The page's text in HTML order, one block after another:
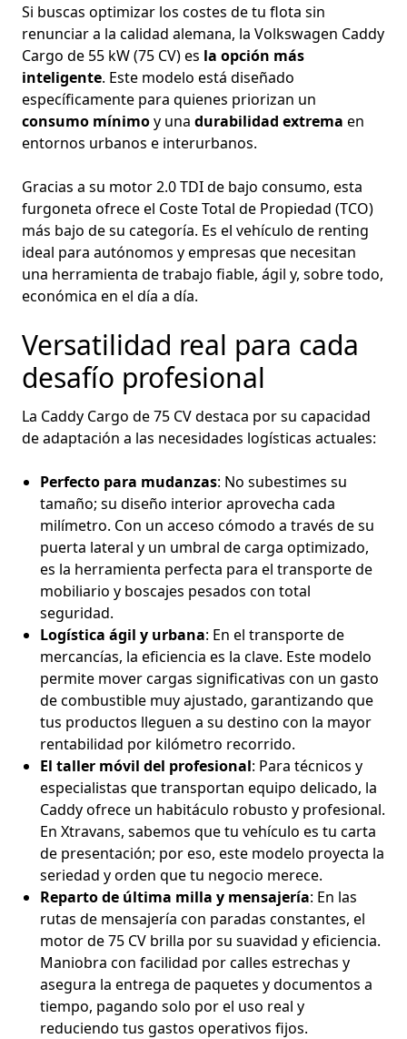
Si buscas optimizar los costes de tu flota sin
renunciar a la calidad alemana, la Volkswagen Caddy
Cargo de 55 kW (75 CV) es la opción más
inteligente. Este modelo está diseñado
específicamente para quienes priorizan un
consumo mínimoy una durabilidad extrema en
entornos urbanos e interurbanos.
Gracias a su motor 2.0 TDI de bajo consumo, esta
furgoneta ofrece el Coste Total de Propiedad (TCO)
más bajo de su categoría. Es el vehículo de renting
ideal para autónomos y empresas que necesitan
una herramienta de trabajo fiable, ágil y, sobre todo,
económica en el día a día.
Versatilidad real para cada
desafío profesional
La Caddy Cargo de 75 CV destaca por su capacidad
de adaptación a las necesidades logísticas actuales:
Perfecto para mudanzas: No subestimes su
tamaño; su diseño interior aprovecha cada
milímetro. Con un acceso cómodo a través de su
puerta lateral y un umbral de carga optimizado,
es la herramienta perfecta para el transporte de
mobiliario y boscajes pesados con total
seguridad.
Logística ágil y urbana: En el transporte de
mercancías, la eficiencia es la clave. Este modelo
permite mover cargas significativas con un gasto
de combustible muy ajustado, garantizando que
tus productos lleguen a su destino con la mayor
rentabilidad por kilómetro recorrido.
El taller móvil del profesional: Para técnicos y
especialistas que transportan equipo delicado, la
Caddy ofrece un habitáculo robusto y profesional.
En Xtravans, sabemos que tu vehículo es tu carta
de presentación; por eso, este modelo proyecta la
seriedad y orden que tu negocio merece.
Reparto de última milla y mensajería: En las
rutas de mensajería con paradas constantes, el
motor de 75 CV brilla por su suavidad y eficiencia.
Maniobra con facilidad por calles estrechas y
asegura la entrega de paquetes y documentos a
tiempo, pagando solo por el uso real y
reduciendo tus gastos operativos fijos.